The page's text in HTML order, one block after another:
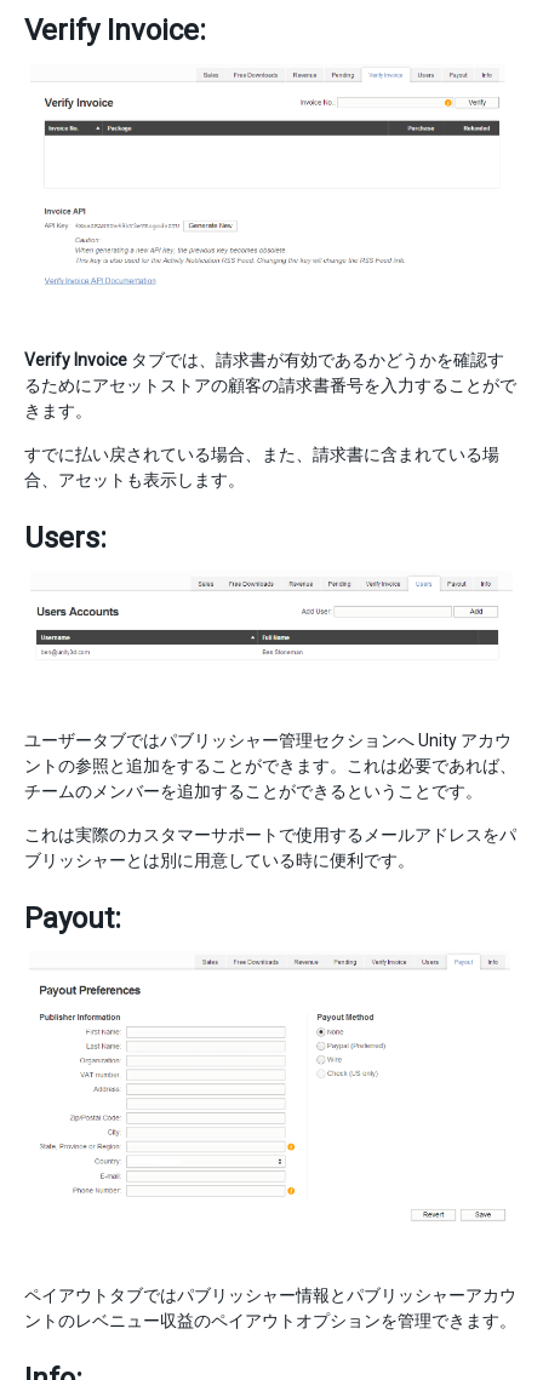
Verify Invoice:
Verify Invoice タブでは、請求書が有効であるかどうかを確認す
るためにアセットストアの顧客の請求書番号を入力することがで
きます。
すでに払い戻されている場合、また、請求書に含まれている場
合、アセットも表示します。
Users:
ユーザータブではパブリッシャー管理セクションへ Unity アカウ
ントの参照と追加をすることができます。これは必要であれば、
チームのメンバーを追加することができるということです。
これは実際のカスタマーサポートで使用するメールアドレスをパ
ブリッシャーとは別に用意している時に便利です。
Payout:
ペイアウトタブではパブリッシャー情報とパブリッシャーアカウ
ントのレベニュー収益のペイアウトオプションを管理できます。